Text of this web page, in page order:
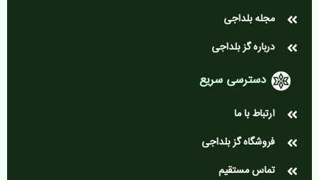
مجله بلداجی
درباره گز بلداجی
دسترسی سریع
ارتباط با ما
فروشگاه گز بلداجی
تماس مستقیم